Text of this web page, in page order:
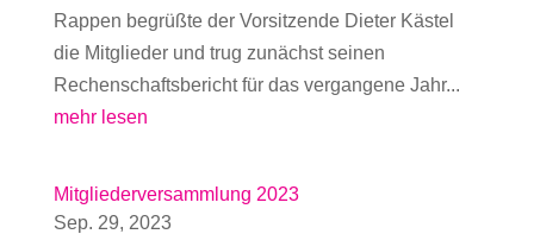
Rappen begrüßte der Vorsitzende Dieter Kästel
die Mitglieder und trug zunächst seinen
Rechenschaftsbericht für das vergangene Jahr...
mehr lesen
Mitgliederversammlung 2023
Sep. 29, 2023